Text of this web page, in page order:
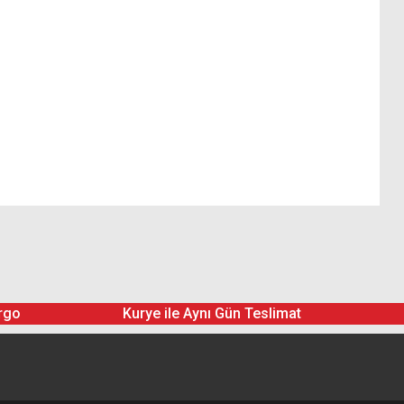
Kurye ile Aynı Gün Teslimat